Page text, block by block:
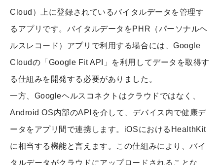
Cloud）上に登録されているバイタルデータを管理す
るアプリです。バイタルデータをPHR（パーソナルヘ
ルスレコード）アプリで利用する場合には、Google
Cloudの「Google Fit API」を利用してデータを取得す
る仕組みを開発する必要がありました。
一方、Googleヘルスコネクトはクラウドではなく、
Android OS内部のAPIを介して、デバイス内で健康デ
ータをアプリ間で連携します。iOSにおけるHealthKit
に相当する機能と言えます。この仕組みにより、バイ
タルデータがクラウドにアップロードされることな